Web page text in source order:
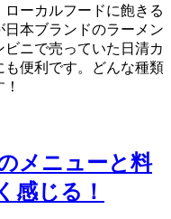
ローカルフードに飽きる
本ブランドのラーメン
ニで売っていた日清カ
も便利です。どんな種類
メニューと料
感じる！